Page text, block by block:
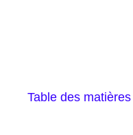
Table des matières